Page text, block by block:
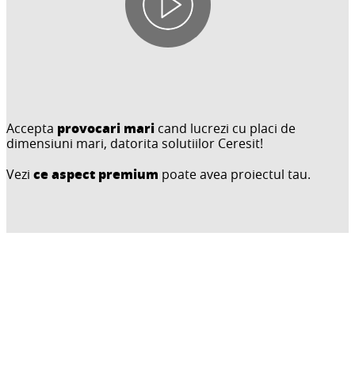
Accepta provocari mari cand lucrezi cu placi de
dimensiuni mari, datorita solutiilor Ceresit!
Vezi ce aspect premium poate avea proiectul tau.